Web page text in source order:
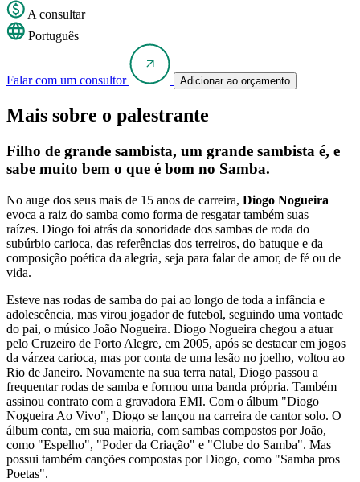
A consultar
Português
Falar com um consultor Adicionar ao orçamento
Mais sobre o palestrante
Filho de grande sambista, um grande sambista é, e
sabe muito bem o que é bom no Samba.
No auge dos seus mais de 15 anos de carreira, Diogo Nogueira
evoca a raiz do samba como forma de resgatar também suas
raízes. Diogo foi atrás da sonoridade dos sambas de roda do
subúrbio carioca, das referências dos terreiros, do batuque e da
composição poética da alegria, seja para falar de amor, de fé ou de
vida.
Esteve nas rodas de samba do pai ao longo de toda a infância e
adolescência, mas virou jogador de futebol, seguindo uma vontade
do pai, o músico João Nogueira. Diogo Nogueira chegou a atuar
pelo Cruzeiro de Porto Alegre, em 2005, após se destacar em jogos
da várzea carioca, mas por conta de uma lesão no joelho, voltou ao
Rio de Janeiro. Novamente na sua terra natal, Diogo passou a
frequentar rodas de samba e formou uma banda própria. Também
assinou contrato com a gravadora EMI. Com o álbum "Diogo
Nogueira Ao Vivo", Diogo se lançou na carreira de cantor solo. O
álbum conta, em sua maioria, com sambas compostos por João,
como "Espelho", "Poder da Criação" e "Clube do Samba". Mas
possui também canções compostas por Diogo, como "Samba pros
Poetas".